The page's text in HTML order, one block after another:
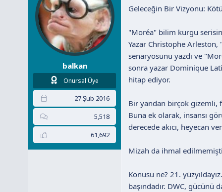
balkan
Onursal Üye
27 Şub 2016
5,518
61,692
Geleceğin Bir Vizyonu:
"Moréa" bilim kurgu
Yazar Christophe Arleston,
senaryosunu yazdı ve
sonra yazar Dominique
hitap ediyor.
Bir yandan birçok gizemli,
Buna ek olarak, insansı
derecede akıcı, heyecan
Mizah da ihmal
Konusu ne? 21.
başındadır. DWC,